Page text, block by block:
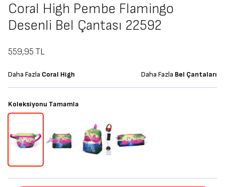
Coral High Pembe Flamingo
Desenli Bel Çantası 22592
559,95 TL
Daha Fazla Coral High Daha Fazla Bel Çantaları
Koleksiyonu Tamamla